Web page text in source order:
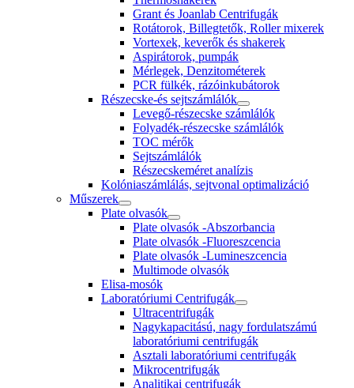
Grant és Joanlab Centrifugák
Rotátorok, Billegtetők, Roller mixerek
Vortexek, keverők és shakerek
Aspirátorok, pumpák
Mérlegek, Denzitométerek
PCR fülkék, rázóinkubátorok
Részecske-és sejtszámlálók
Levegő-részecske számlálók
Folyadék-részecske számlálók
TOC mérők
Sejtszámlálók
Részecskeméret analízis
Kolóniaszámlálás, sejtvonal optimalizáció
Műszerek
Plate olvasók
Plate olvasók -Abszorbancia
Plate olvasók -Fluoreszcencia
Plate olvasók -Lumineszcencia
Multimode olvasók
Elisa-mosók
Laboratóriumi Centrifugák
Ultracentrifugák
Nagykapacitású, nagy fordulatszámú
laboratóriumi centrifugák
Asztali laboratóriumi centrifugák
Mikrocentrifugák
Analitikai centrifugák